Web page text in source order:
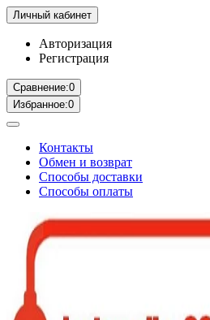
Личный кабинет
Авторизация
Регистрация
Сравнение:0
Избранное:0
Контакты
Обмен и возврат
Способы доставки
Способы оплаты